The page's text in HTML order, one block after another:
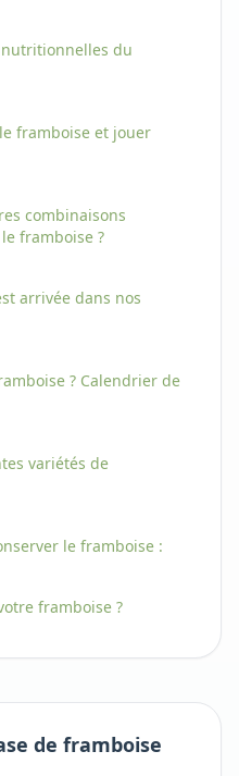
du
le framboise et jouer
combinaisons
le framboise ?
arrivée dans nos
? Calendrier de
variétés de
le framboise :
framboise ?
de framboise